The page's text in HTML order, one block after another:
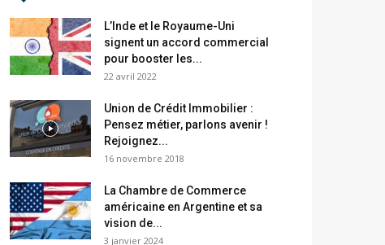
L’Inde et le Royaume-Uni
signent un accord commercial
pour booster les...
22 avril 2022
Union de Crédit Immobilier :
Pensez métier, parlons avenir !
Rejoignez...
16 novembre 2018
La Chambre de Commerce
américaine en Argentine et sa
vision de...
3 janvier 2024